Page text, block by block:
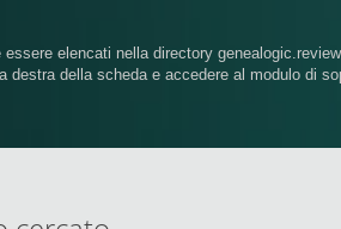
essere elencati nella directory
destra della scheda e accedere al modulo di